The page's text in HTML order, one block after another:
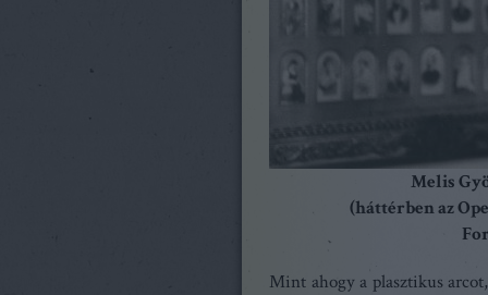
Melis
(háttérben az
Mint ahogy a plasztikus